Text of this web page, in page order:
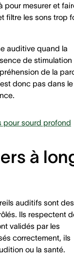
pour mesurer et
filtre les sons trop
auditive quand la
de stimulation
de la
donc pas dans le
pour sourd profond
à
auditifs sont des
Ils respectent
validés par les
correctement, ils
ou la santé.